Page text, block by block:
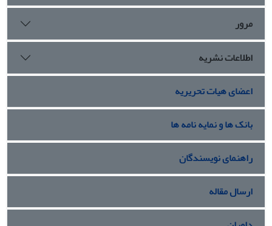
مرور
اطلاعات نشریه
اعضای هیات تحریریه
بانک ها و نمایه نامه ها
راهنمای نویسندگان
ارسال مقاله